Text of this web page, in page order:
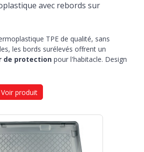
avec rebords sur
TPE de qualité, sans
les bords surélevés offrent un
de protection pour l'habitacle. Design
Voir produit